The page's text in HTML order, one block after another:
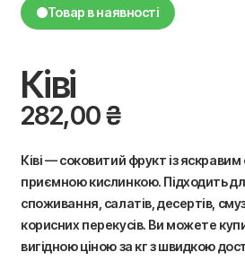
Товар в наявності
Ківі
282,00₴
Ківі — соковитий фрукт із
приємною кислинкою. Підходить
споживання, салатів, десертів,
корисних перекусів. Ви можете
вигідною ціною за кг з швидкою